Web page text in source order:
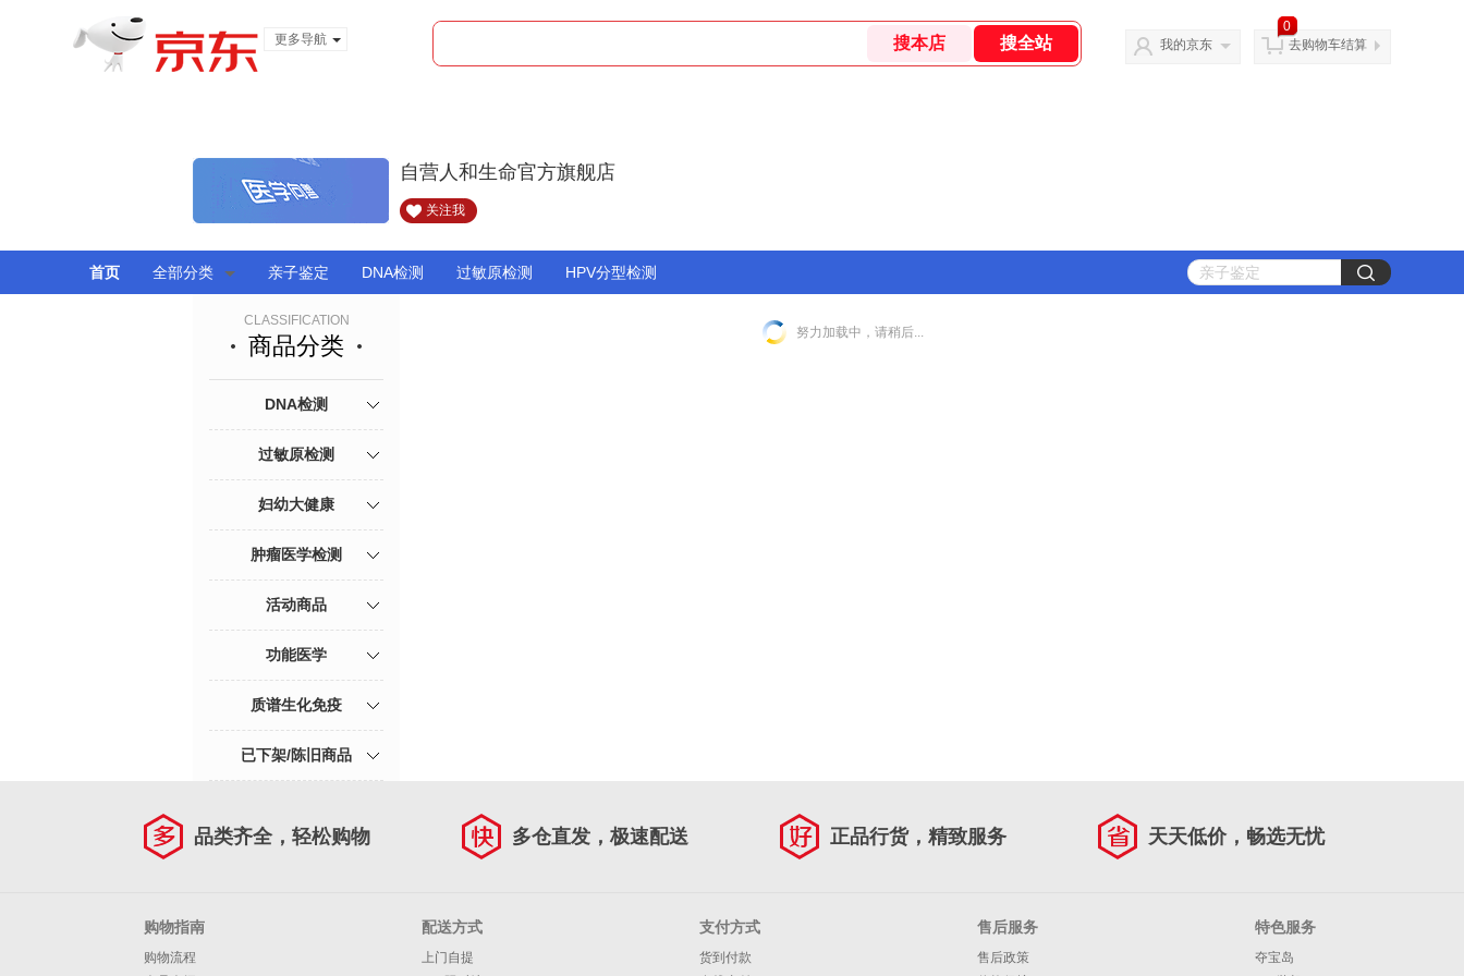
更多导航
我的京东
0
去购物车结算
自营人和生命官方旗舰店
关注我
首页 全部分类 亲子鉴定 DNA检测 过敏原检测 HPV分型检测
CLASSIFICATION
商品分类
DNA检测
过敏原检测
妇幼大健康
肿瘤医学检测
活动商品
功能医学
质谱生化免疫
已下架/陈旧商品
努力加载中，请稍后...
品类齐全，轻松购物 多仓直发，极速配送 正品行货，精致服务 天天低价，畅选无忧
购物指南
购物流程
配送方式
上门自提
支付方式
货到付款
售后服务
售后政策
特色服务
夺宝岛